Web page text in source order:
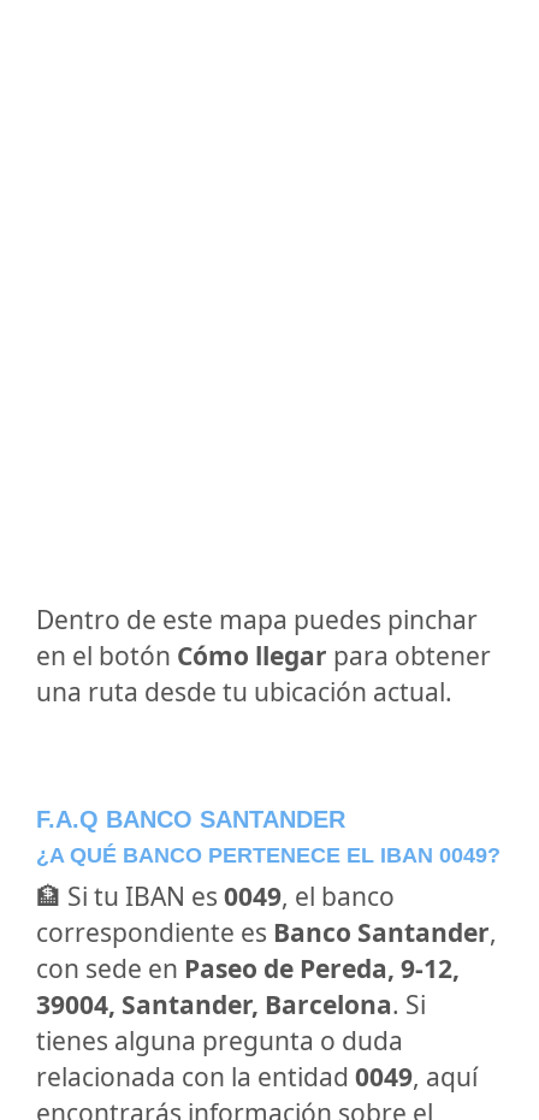
Dentro de este mapa puedes pinchar
en el botón Cómo llegar para obtener
una ruta desde tu ubicación actual.
F.A.Q BANCO SANTANDER
¿A QUÉ BANCO PERTENECE EL IBAN 0049?
🏦 Si tu IBAN es 0049, el banco
correspondiente es Banco Santander,
con sede en Paseo de Pereda, 9-12,
39004, Santander, Barcelona. Si
tienes alguna pregunta o duda
relacionada con la entidad 0049, aquí
encontrarás información sobre el